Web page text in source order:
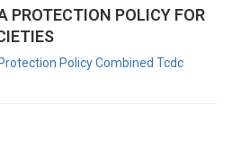
PROTECTION POLICY FOR
Policy Combined Tcdc